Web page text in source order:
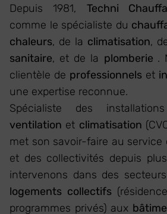
Depuis 1981, Techni
comme le spécialiste du
chaleurs, de la climatisation,
sanitaire, et de la plomberie .
clientèle de professionnels et
une expertise reconnue.
Spécialiste des
ventilation et climatisation
met son savoir-faire au service
et des collectivités depuis
intervenons dans des
logements collectifs
programmes privés) aux